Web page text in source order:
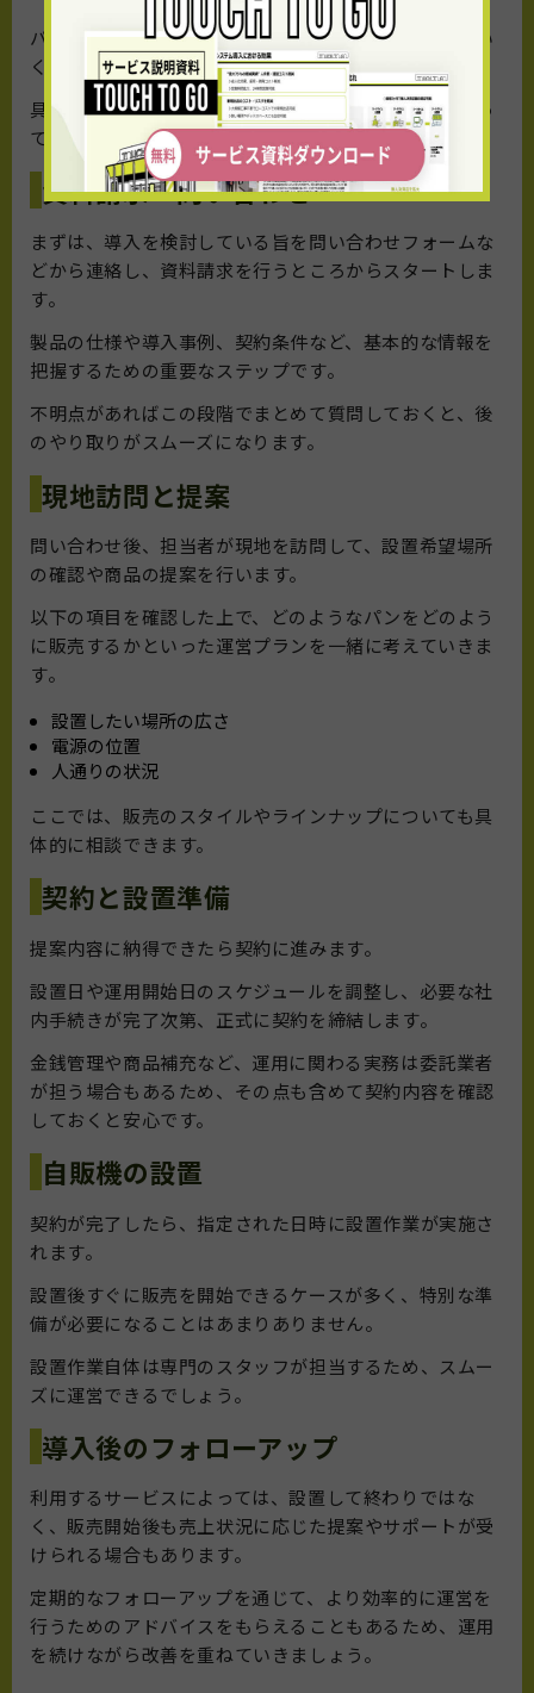
パン自販機の導入は、準備からアフターフォローまでい
くつかのステップを踏んで進めていきます。
具体的な導入方法は利用するサービスや運営方法によっ
て異なりますが、おおまかな流れを以下で説明します。
資料請求・問い合わせ
まずは、導入を検討している旨を問い合わせフォームな
どから連絡し、資料請求を行うところからスタートしま
す。
製品の仕様や導入事例、契約条件など、基本的な情報を
把握するための重要なステップです。
不明点があればこの段階でまとめて質問しておくと、後
のやり取りがスムーズになります。
現地訪問と提案
問い合わせ後、担当者が現地を訪問して、設置希望場所
の確認や商品の提案を行います。
以下の項目を確認した上で、どのようなパンをどのよう
に販売するかといった運営プランを一緒に考えていきま
す。
設置したい場所の広さ
電源の位置
人通りの状況
ここでは、販売のスタイルやラインナップについても具
体的に相談できます。
契約と設置準備
提案内容に納得できたら契約に進みます。
設置日や運用開始日のスケジュールを調整し、必要な社
内手続きが完了次第、正式に契約を締結します。
金銭管理や商品補充など、運用に関わる実務は委託業者
が担う場合もあるため、その点も含めて契約内容を確認
しておくと安心です。
自販機の設置
契約が完了したら、指定された日時に設置作業が実施さ
れます。
設置後すぐに販売を開始できるケースが多く、特別な準
備が必要になることはあまりありません。
設置作業自体は専門のスタッフが担当するため、スムー
ズに運営できるでしょう。
導入後のフォローアップ
利用するサービスによっては、設置して終わりではな
く、販売開始後も売上状況に応じた提案やサポートが受
けられる場合もあります。
定期的なフォローアップを通じて、より効率的に運営を
行うためのアドバイスをもらえることもあるため、運用
を続けながら改善を重ねていきましょう。